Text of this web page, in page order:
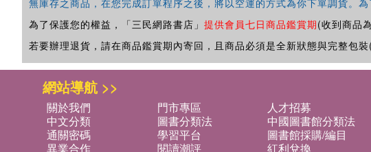
無庫存之商品，在您完成訂單程序之後，將以空運的方式為你下單調貨。
為了保護您的權益，「三民網路書店」 提供會員七日商品鑑賞期(收到商品
若要辦理退貨，請在商品鑑賞期內寄回，且商品必須是全新狀態與完整包
網站導航 >>
關於我們 門市專區 人才招募
中文分類
圖書分類法 中國圖書館分類法
通關密碼
學習平台 圖書館採購/編目
異業合作
閱讀潮評 紅利兌換